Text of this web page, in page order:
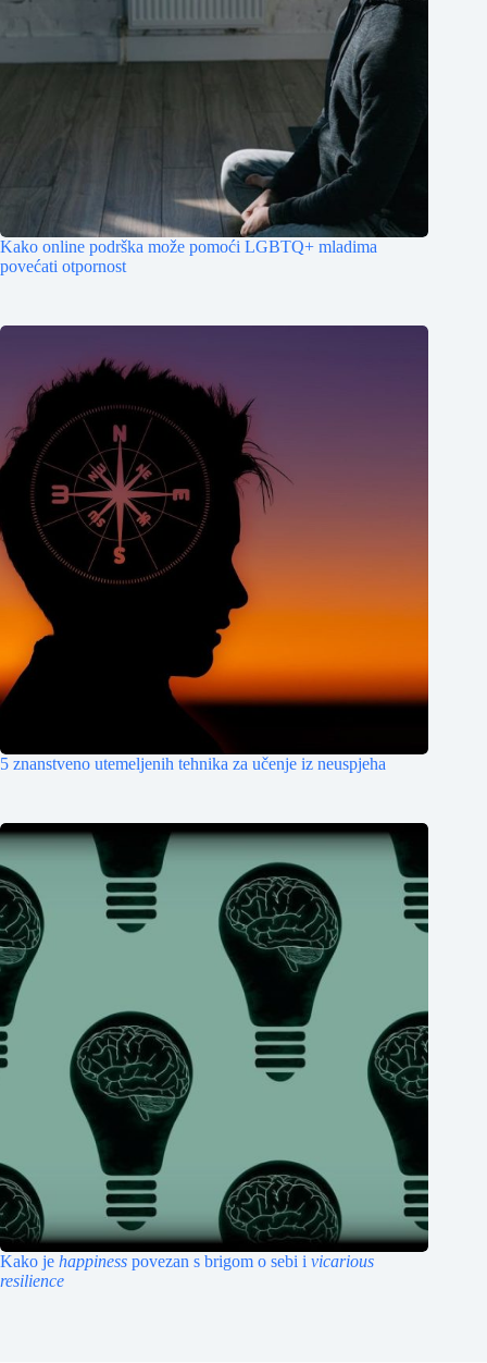
Kako online podrška može pomoći LGBTQ+ mladima
povećati otpornost
5 znanstveno utemeljenih tehnika za učenje iz neuspjeha
Kako je happiness povezan s brigom o sebi i vicarious
resilience